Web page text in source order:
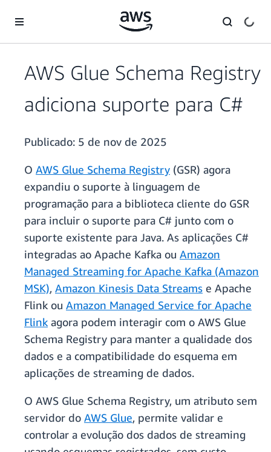
Pular para o conteúdo principal
AWS Glue Schema Registry
adiciona suporte para C#
Publicado: 5 de nov de 2025
O AWS Glue Schema Registry (GSR) agora
expandiu o suporte à linguagem de
programação para a biblioteca cliente do GSR
para incluir o suporte para C# junto com o
suporte existente para Java. As aplicações C#
integradas ao Apache Kafka ou Amazon
Managed Streaming for Apache Kafka (Amazon
MSK), Amazon Kinesis Data Streams e Apache
Flink ou Amazon Managed Service for Apache
Flink agora podem interagir com o AWS Glue
Schema Registry para manter a qualidade dos
dados e a compatibilidade do esquema em
aplicações de streaming de dados.
O AWS Glue Schema Registry, um atributo sem
servidor do AWS Glue, permite validar e
controlar a evolução dos dados de streaming